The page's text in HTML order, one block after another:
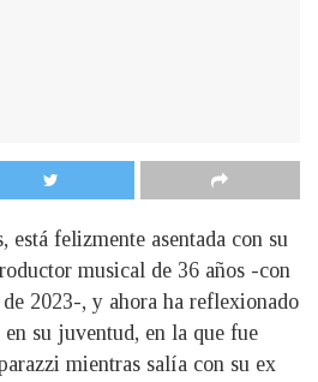
está felizmente asentada con su
musical de 36 años -con
2023-, y ahora ha reflexionado
su juventud, en la que fue
mientras salía con su ex